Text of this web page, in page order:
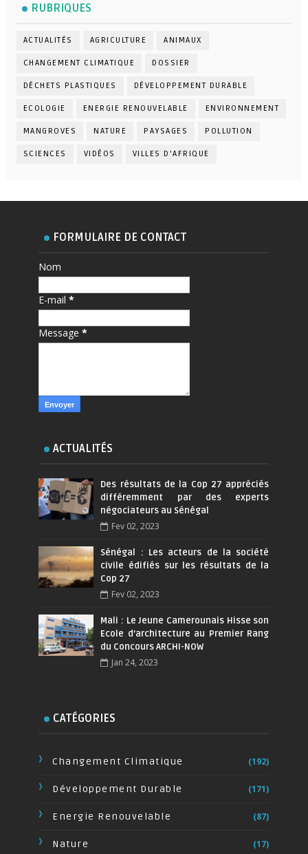
RUBRIQUES
ACTUALITÉS AGRICULTURE ANIMAUX
CHANGEMENT CLIMATIQUE DOSSIER
DÉCHETS PLASTIQUES DÉVELOPPEMENT DURABLE
ECOLOGIE ENERGIE RENOUVELABLE ENVIRONNEMENT
MANGROVES NATURE PAYSAGES POLLUTION
SCIENCES VIDÉOS VILLES D'AFRIQUE
FORMULAIRE DE CONTACT
Nom
E-mail*
Message*
ACTUALITÉS
Des résultats de la Cop 27 appréciés
différemment par des experts
négociateurs au Sénégal
Fev 02, 2023
Sénégal : Les acteurs de la société
civile édifiés sur les résultats de la
Cop 27
Fev 02, 2023
Mali : Le Jeune Camerounais Hisse son
Ecole d’architecture au Premier Rang
du Concours ARCHI-NOW
Jan 24, 2023
CATÉGORIES
Changement Climatique (192)
Développement Durable (171)
Energie Renouvelable (87)
Nature (17)